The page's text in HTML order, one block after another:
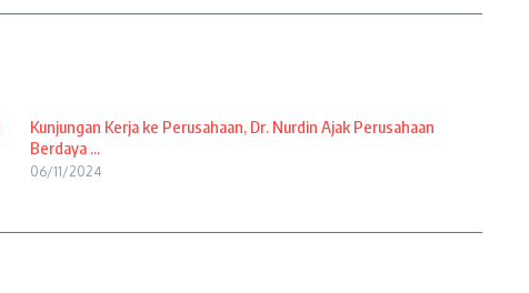
Kunjungan Kerja ke Perusahaan, Dr. Nurdin Ajak Perusahaan
Berdaya ...
06/11/2024